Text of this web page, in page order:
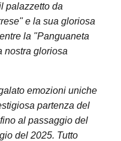
palazzetto da
e la sua gloriosa
la "Panguaneta
nostra gloriosa
emozioni uniche
partenza del
al passaggio del
del 2025. Tutto